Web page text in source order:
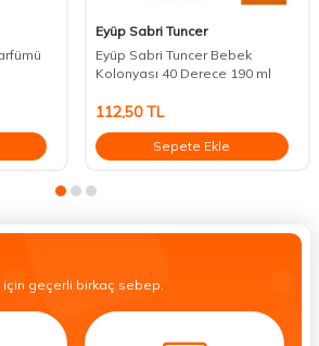
Eyüp Sabri Tuncer
Eyüp Sabri Tuncer Bebek
Kolonyası 40 Derece 190 ml
112,50TL
Sepete Ekle
geçerli birkaç sebep.